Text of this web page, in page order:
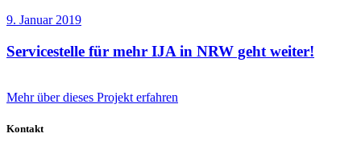
9. Januar 2019
Servicestelle für mehr IJA in NRW geht weiter!
Mehr über dieses Projekt erfahren
Kontakt